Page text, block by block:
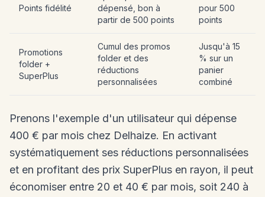
Points fidélité
dépensé, bon à
partir de 500 points
pour 500
points
Promotions
folder +
SuperPlus
Cumul des promos
folder et des
réductions
personnalisées
Jusqu'à 15
% sur un
panier
combiné
Prenons l'exemple d'un utilisateur qui dépense
400 € par mois chez Delhaize. En activant
systématiquement ses réductions personnalisées
et en profitant des prix SuperPlus en rayon, il peut
économiser entre 20 et 40 € par mois, soit 240 à